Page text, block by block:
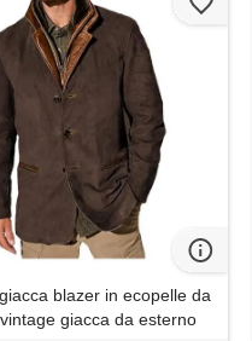
blazer in ecopelle da
giacca da esterno